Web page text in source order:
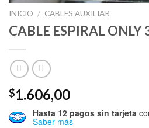
INICIO / CABLES AUXILIAR
CABLE ESPIRAL ONLY
$1.606,00
Hasta 12 pagos sin tarjeta
Saber más